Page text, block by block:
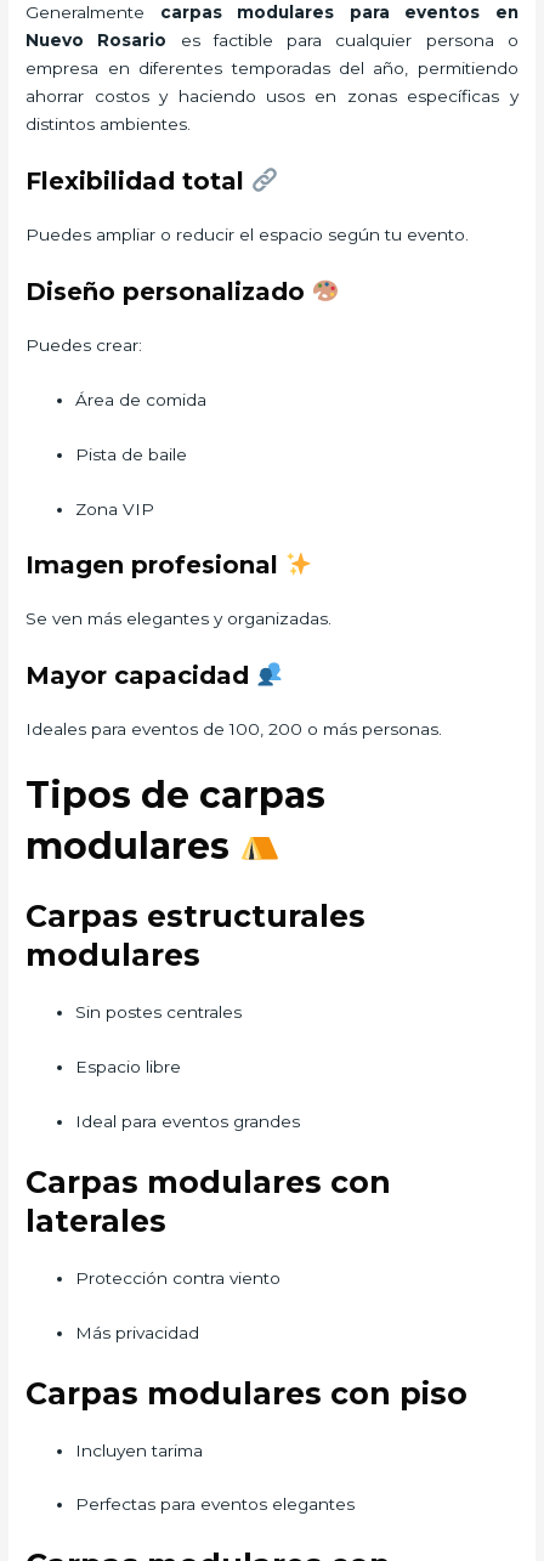
Generalmente carpas modulares para eventos en
Nuevo Rosario es factible para cualquier persona o
empresa en diferentes temporadas del año, permitiendo
ahorrar costos y haciendo usos en zonas específicas y
distintos ambientes.
Flexibilidad total
Puedes ampliar o reducir el espacio según tu evento.
Diseño personalizado
Puedes crear:
Área de comida
Pista de baile
Zona VIP
Imagen profesional
Se ven más elegantes y organizadas.
Mayor capacidad
Ideales para eventos de 100, 200 o más personas.
Tipos de carpas
modulares
Carpas estructurales
modulares
Sin postes centrales
Espacio libre
Ideal para eventos grandes
Carpas modulares con
laterales
Protección contra viento
Más privacidad
Carpas modulares con piso
Incluyen tarima
Perfectas para eventos elegantes